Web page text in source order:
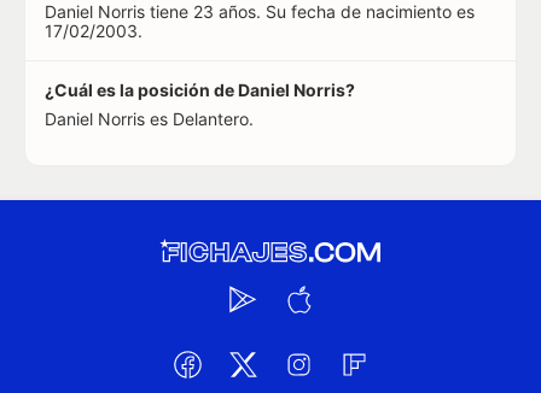
Daniel Norris tiene 23 años. Su fecha de nacimiento es
17/02/2003.
¿Cuál es la posición de Daniel Norris?
Daniel Norris es Delantero.